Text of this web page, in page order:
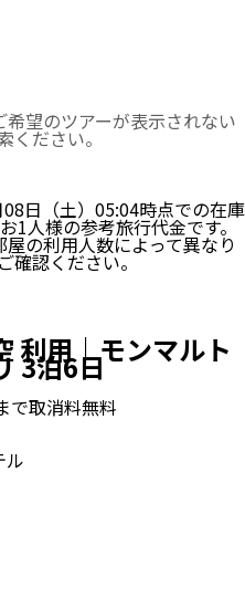
望のツアーが表示されない
ください。
日（土）05:04時点での在庫
1人様の参考旅行代金です。
の利用人数によって異なり
確認ください。
利用｜モンマルト
3泊6日
で取消料無料
ル